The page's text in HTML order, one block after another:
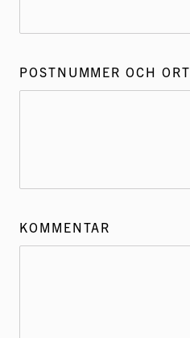
POSTNUMMER OCH ORT
KOMMENTAR